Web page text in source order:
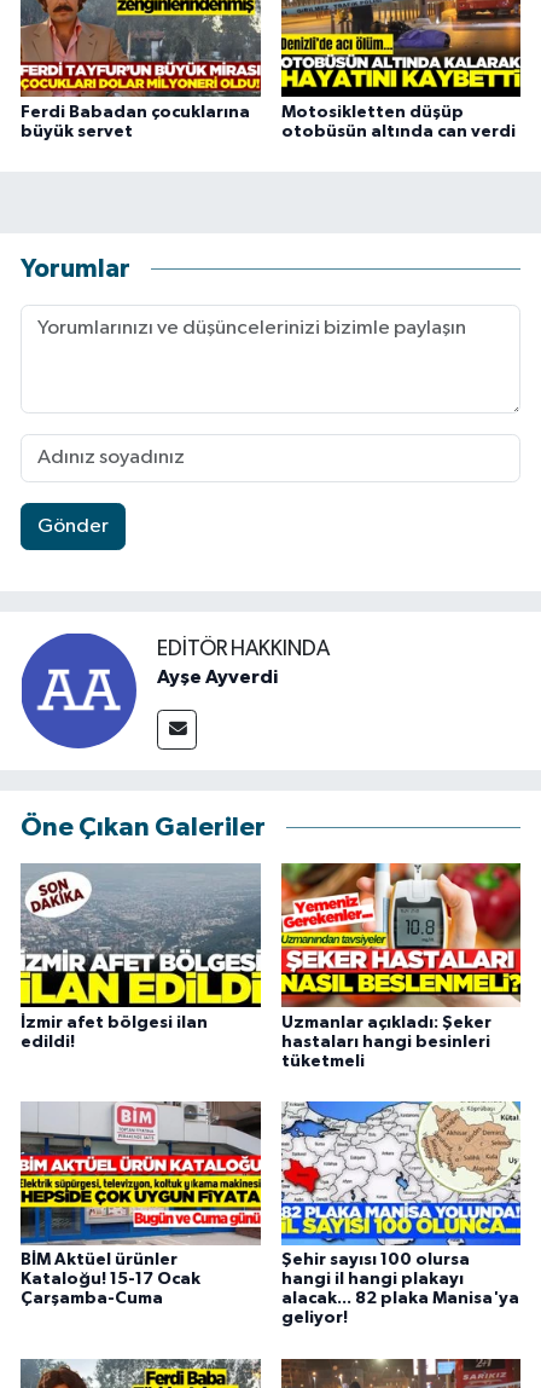
Ferdi Babadan çocuklarına
büyük servet
Motosikletten düşüp
otobüsün altında can verdi
Yorumlar
Gönder
EDITÖR HAKKINDA
Ayşe Ayverdi
Öne Çıkan Galeriler
İzmir afet bölgesi ilan
edildi!
Uzmanlar açıkladı: Şeker
hastaları hangi besinleri
tüketmeli
BİM Aktüel ürünler
Kataloğu! 15-17 Ocak
Çarşamba-Cuma
Şehir sayısı 100 olursa
hangi il hangi plakayı
alacak... 82 plaka Manisa'ya
geliyor!